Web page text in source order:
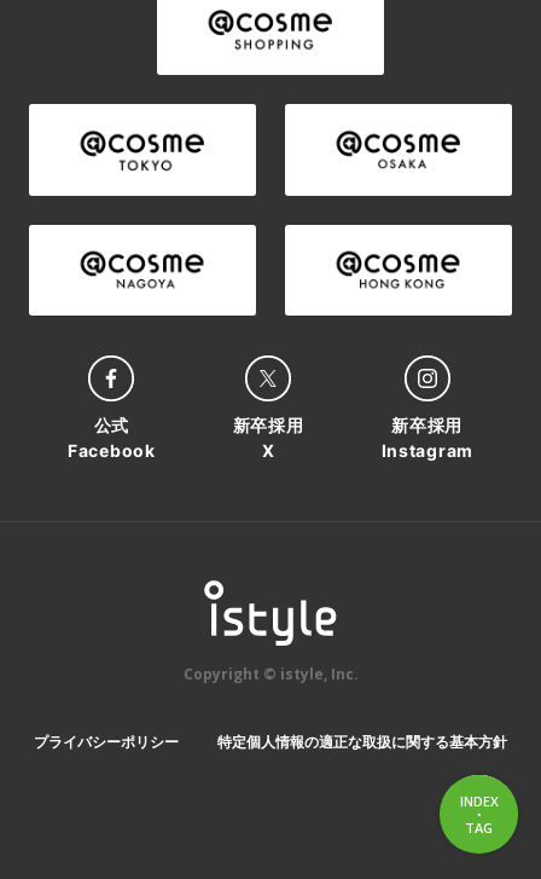
INDEX
TAG
INDEX
・
TAG
公式
Facebook
新卒採用
X
新卒採用
Instagram
Copyright © istyle, Inc.
プライバシーポリシー 特定個人情報の適正な取扱に関する基本方針